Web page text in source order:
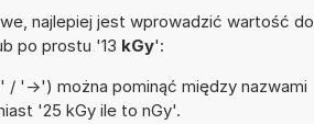
najlepiej jest wprowadzić wartość do
po prostu '13 kGy':
'->') można pominąć między nazwami
'25 kGy ile to nGy'.